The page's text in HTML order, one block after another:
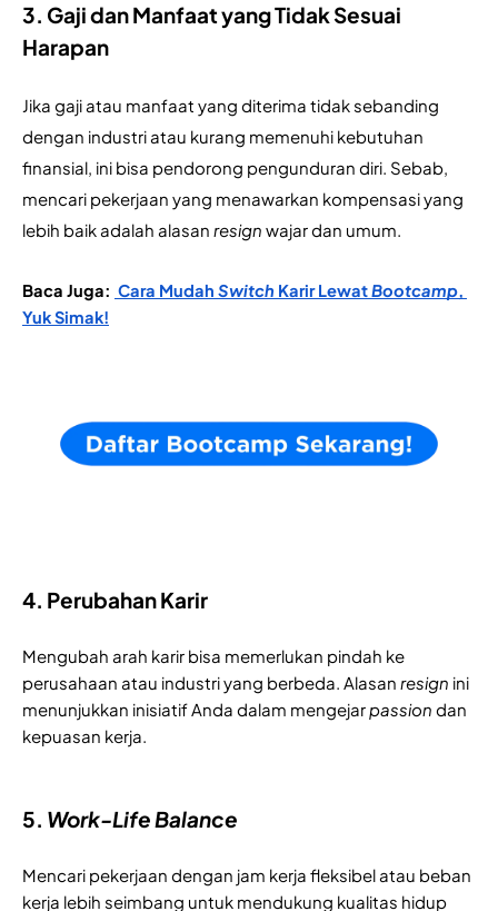
3. Gaji dan Manfaat yang Tidak Sesuai
Harapan
Jika gaji atau manfaat yang diterima tidak sebanding
dengan industri atau kurang memenuhi kebutuhan
finansial, ini bisa pendorong pengunduran diri. Sebab,
mencari pekerjaan yang menawarkan kompensasi yang
lebih baik adalah alasan resign wajar dan umum.
Baca Juga: Cara Mudah Switch Karir Lewat Bootcamp,
Yuk Simak!
4. Perubahan Karir
Mengubah arah karir bisa memerlukan pindah ke
perusahaan atau industri yang berbeda. Alasan resign ini
menunjukkan inisiatif Anda dalam mengejar passion dan
kepuasan kerja.
5. Work-Life Balance
Mencari pekerjaan dengan jam kerja fleksibel atau beban
kerja lebih seimbang untuk mendukung kualitas hidup